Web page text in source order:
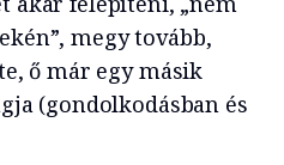
megy tovább,
ő már egy másik
(gondolkodásban és